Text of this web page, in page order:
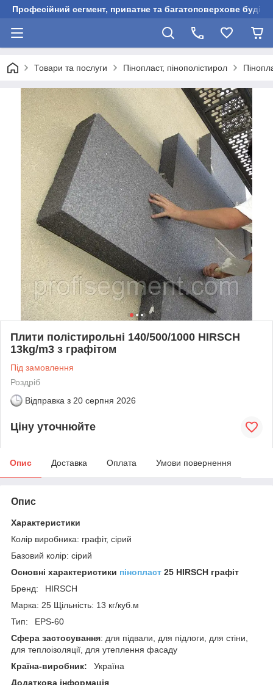
Професійний сегмент, приватне та багатоповерхове
Товари та послуги Пінопласт, пінополістирол
Плити полістирольні 140/500/1000 HIRSCH
13kg/m3 з графітом
Під замовлення
Роздріб
Відправка з 20 серпня 2026
Ціну уточнюйте
Опис Доставка Оплата Умови повернення
Опис
Характеристики
Колір виробника: графіт, сірий
Базовий колір: сірий
Основні характеристики пінопласт 25 HIRSCH графіт
Бренд: HIRSCH
Марка: 25 Щільність: 13 кг/куб.м
Тип: EPS-60
Сфера застосування: для підвали, для підлоги, для стіни,
для теплоізоляції, для утеплення фасаду
Країна-виробник: Україна
Додаткова інформація